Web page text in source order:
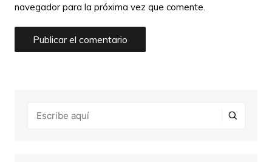
navegador para la próxima vez que comente.